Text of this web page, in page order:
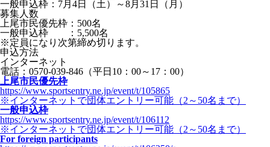
一般申込枠：7月4日（土）～8月31日（月）
募集人数
上尾市民優先枠：500名
一般申込枠 ：5,500名
※定員になり次第締め切ります。
申込方法
インターネット
電話：0570-039-846（平日10：00～17：00）
上尾市民優先枠
https://www.sportsentry.ne.jp/event/t/105865
※インターネットで団体エントリー可能（2～50名まで）
一般申込枠
https://www.sportsentry.ne.jp/event/t/106112
※インターネットで団体エントリー可能（2～50名まで）
For foreign participants